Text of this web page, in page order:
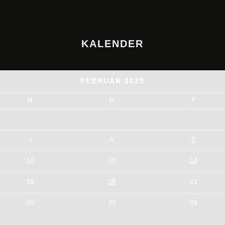
KALENDER
FEBRUAR 2025
M D F
5 6 7
12 13 14
19 20 21
26 27 28